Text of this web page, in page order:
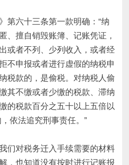
六十三条第一款明确：“纳
、擅自销毁账簿、记账凭证，
或者不列、少列收入，或者经
不申报或者进行虚假的纳税申
税款的，是偷税。对纳税人偷
其不缴或者少缴的税款、滞纳
的税款百分之五十以上五倍以
依法追究刑事责任。”
对税务迁入手续需要的材料
，也知道没有按时进行记账报